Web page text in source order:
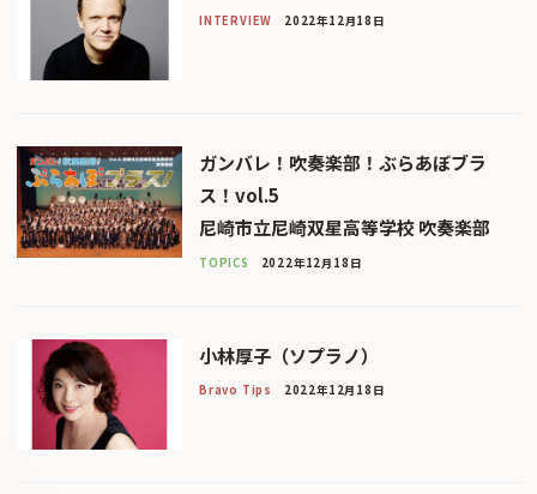
INTERVIEW 2022年12月18日
ガンバレ！吹奏楽部！ぶらあぼブラ
ス！vol.5
尼崎市立尼崎双星高等学校 吹奏楽部
TOPICS 2022年12月18日
小林厚子（ソプラノ）
Bravo Tips 2022年12月18日